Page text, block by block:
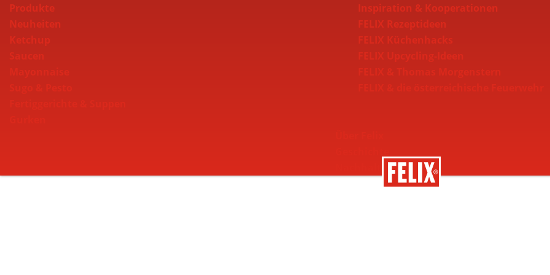
Produkte
Neuheiten
Ketchup
Saucen
Inspiration & Kooperationen
FELIX Rezeptideen
FELIX Küchenhacks
FELIX Upcycling-Ideen
Nachhaltigkeit